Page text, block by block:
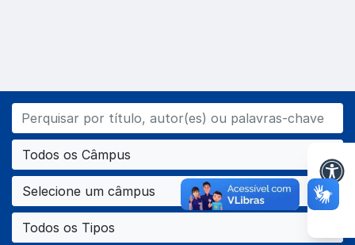
Todos os Câmpus
Selecione um câmpus
Todos os Tipos